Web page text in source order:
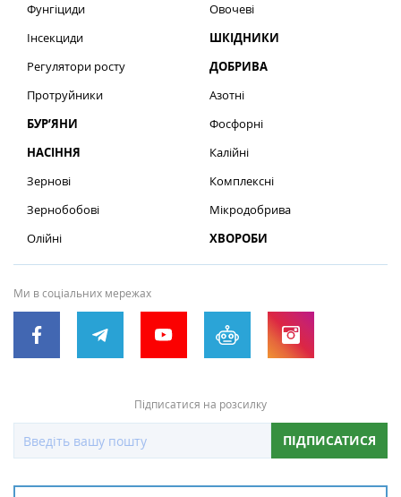
Фунгіциди
Інсекциди
Регулятори росту
Протруйники
БУР’ЯНИ
НАСІННЯ
Зернові
Зернобобові
Олійні
Овочеві
ШКІДНИКИ
ДОБРИВА
Азотні
Фосфорні
Калійні
Комплексні
Мікродобрива
ХВОРОБИ
Ми в соціальних мережах
Підписатися на розсилку
ПІДПИСАТИСЯ